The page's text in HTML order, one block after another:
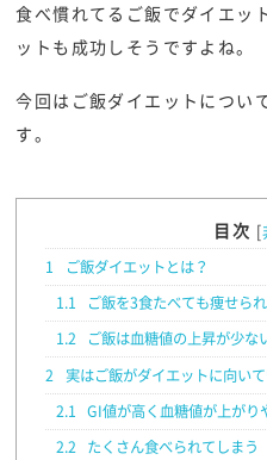
食べ慣れてるご飯でダイエッ
ットも成功しそうですよね。
今回はご飯ダイエットについ
す。
目次 [
1
ご飯ダイエットとは？
1.1
ご飯を3食たべても痩せら
1.2
ご飯は血糖値の上昇が少
2 実はご飯がダイエットに向い
2.1 GI値が高く血糖値が上がり
2.2 たくさん食べられてしまう